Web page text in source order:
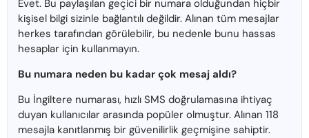
Evet. Bu paylaşılan geçici bir numara olduğundan hiçbir
kişisel bilgi sizinle bağlantılı değildir. Alınan tüm mesajlar
herkes tarafından görülebilir, bu nedenle bunu hassas
hesaplar için kullanmayın.
Bu numara neden bu kadar çok mesaj aldı?
Bu İngiltere numarası, hızlı SMS doğrulamasına ihtiyaç
duyan kullanıcılar arasında popüler olmuştur. Alınan 118
mesajla kanıtlanmış bir güvenilirlik geçmişine sahiptir.